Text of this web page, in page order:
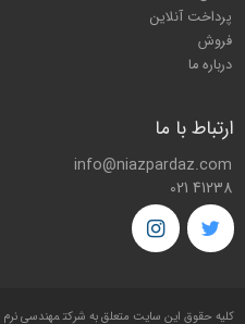
پرداخت آنلاین
فروش
درباره ما
ارتباط با ما
info@niazpardaz.com
021 41238
کليه حقوق اين سايت متعلق به شرکتمهندسی نرم